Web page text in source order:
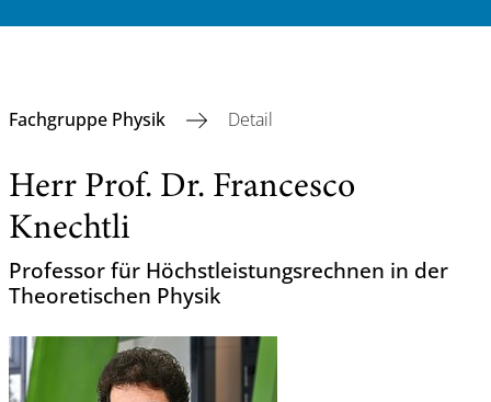
Fachgruppe Physik Detail
Herr Prof. Dr. Francesco
Knechtli
Professor für Höchstleistungsrechnen in der
Theoretischen Physik